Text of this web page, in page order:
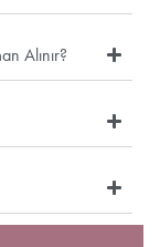
Alınır?